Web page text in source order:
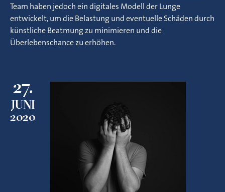
Team haben jedoch ein digitales Modell der Lunge
entwickelt, um die Belastung und eventuelle Schäden durch
künstliche Beatmung zu minimieren und die
Überlebenschance zu erhöhen.
27.
JUNI
2020